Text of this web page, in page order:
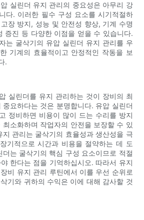
실린더 유지 관리의 중요성은 아무리 강
다. 이러한 필수 구성 요소를 시기적절하
장 방지, 성능 및 안전성 향상, 기계 수명
증진 등 다양한 이점을 얻을 수 있습니다.
는 굴삭기의 유압 실린더 유지 관리를 우
기계의 효율적이고 안정적인 작동을 보
.
실린더를 유지 관리하는 것이 장비의 최
요하다는 것은 분명합니다. 유압 실린더
정비하면 비용이 많이 드는 수리를 방지
소화하며 작업자의 안전을 보장할 수 있
관리는 굴삭기의 효율성과 생산성을 극
기적으로 시간과 비용을 절약하는 데 도
는 굴삭기의 핵심 구성 요소이므로 적절
한다는 점을 기억하십시오. 따라서 유지
비 유지 관리 루틴에서 이를 우선 순위로
기와 귀하의 수익은 이에 대해 감사할 것